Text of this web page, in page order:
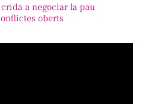
a negociar la pau
oberts